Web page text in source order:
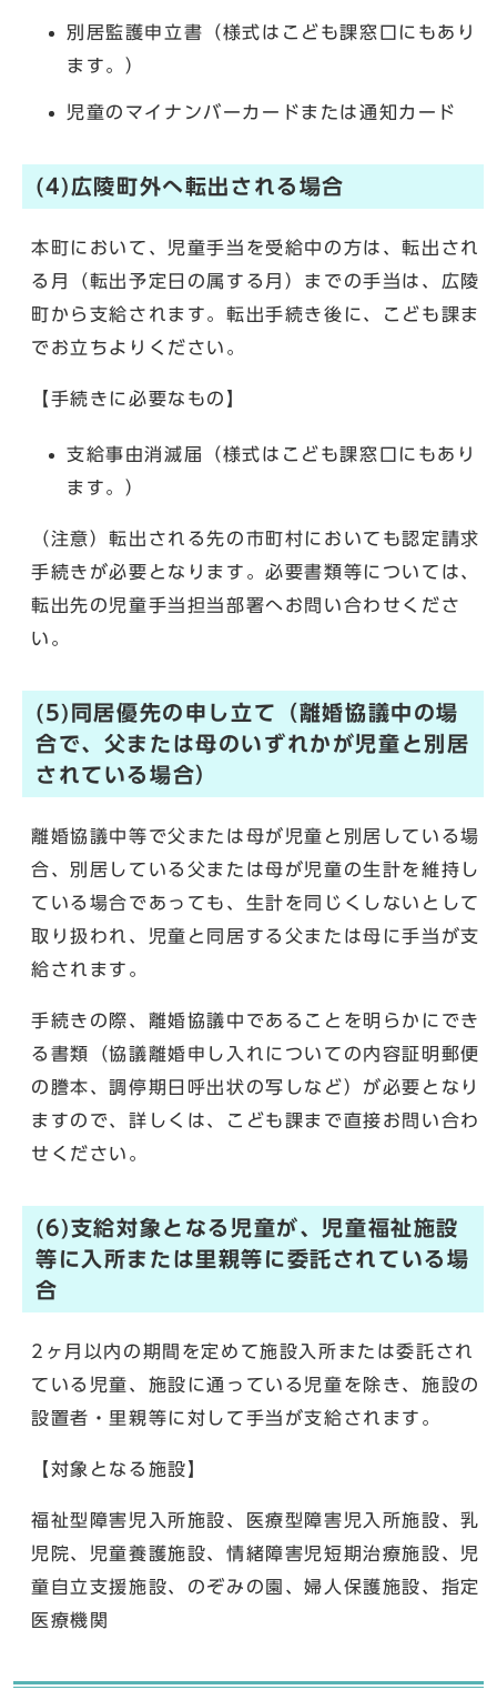
別居監護申立書（様式はこども課窓口にもあり
ます。）
児童のマイナンバーカードまたは通知カード
(4)広陵町外へ転出される場合
本町において、児童手当を受給中の方は、転出され
る月（転出予定日の属する月）までの手当は、広陵
町から支給されます。転出手続き後に、こども課ま
でお立ちよりください。
【手続きに必要なもの】
支給事由消滅届（様式はこども課窓口にもあり
ます。）
（注意）転出される先の市町村においても認定請求
手続きが必要となります。必要書類等については、
転出先の児童手当担当部署へお問い合わせくださ
い。
(5)同居優先の申し立て（離婚協議中の場
合で、父または母のいずれかが児童と別居
されている場合）
離婚協議中等で父または母が児童と別居している場
合、別居している父または母が児童の生計を維持し
ている場合であっても、生計を同じくしないとして
取り扱われ、児童と同居する父または母に手当が支
給されます。
手続きの際、離婚協議中であることを明らかにでき
る書類（協議離婚申し入れについての内容証明郵便
の謄本、調停期日呼出状の写しなど）が必要となり
ますので、詳しくは、こども課まで直接お問い合わ
せください。
(6)支給対象となる児童が、児童福祉施設
等に入所または里親等に委託されている場
合
2ヶ月以内の期間を定めて施設入所または委託され
ている児童、施設に通っている児童を除き、施設の
設置者・里親等に対して手当が支給されます。
【対象となる施設】
福祉型障害児入所施設、医療型障害児入所施設、乳
児院、児童養護施設、情緒障害児短期治療施設、児
童自立支援施設、のぞみの園、婦人保護施設、指定
医療機関